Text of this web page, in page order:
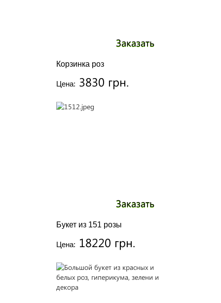
Корзинка роз
Цена: 3830 грн.
Заказать
Букет из 151 розы
Цена: 18220 грн.
Заказать